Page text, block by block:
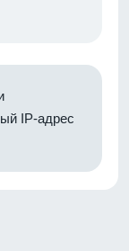
IP-адрес